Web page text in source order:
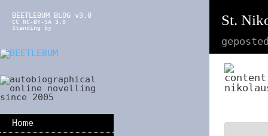
BEETLEBUM BLOG v3.0
CC NC-BY-SA 3.0
Standing by
Home
St.